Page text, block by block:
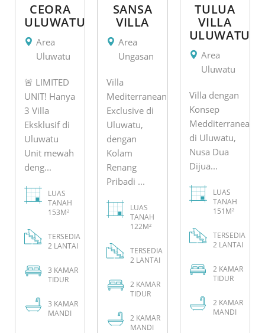
CEORA
ULUWATU
Area
Uluwatu
🚨 LIMITED
UNIT! Hanya
3 Villa
Eksklusif di
Uluwatu
Unit mewah
deng...
LUAS
TANAH
153M²
TERSEDIA
2 LANTAI
3 KAMAR
TIDUR
3 KAMAR
MANDI
SANSA
VILLA
Area
Ungasan
Villa
Mediterranean
Exclusive di
Uluwatu,
dengan
Kolam
Renang
Pribadi ...
LUAS
TANAH
122M²
TERSEDIA
2 LANTAI
2 KAMAR
TIDUR
2 KAMAR
MANDI
TULUA
VILLA
ULUWATU
Area
Uluwatu
Villa dengan
Konsep
Medditerranean
di Uluwatu,
Nusa Dua
Dijua...
LUAS
TANAH
151M²
TERSEDIA
2 LANTAI
2 KAMAR
TIDUR
2 KAMAR
MANDI